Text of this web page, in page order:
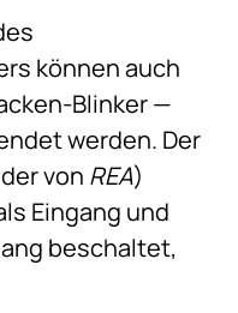
können auch
Blinker —
werden. Der
von REA)
Eingang und
beschaltet,